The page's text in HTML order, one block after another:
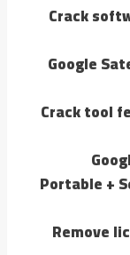
Crack
Google
Crack tool
Portable +
Remove